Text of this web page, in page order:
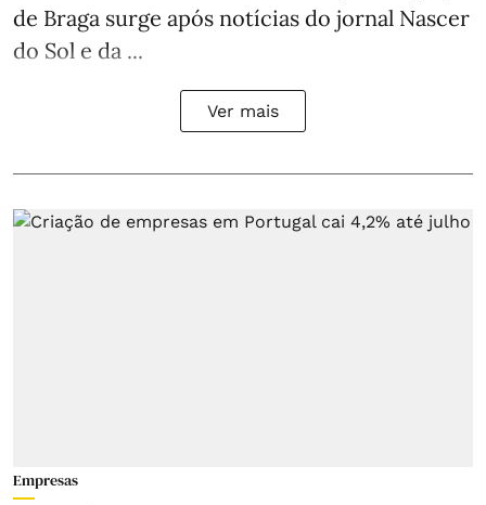
de Braga surge após notícias do jornal Nascer
do Sol e da ...
Ver mais
Empresas